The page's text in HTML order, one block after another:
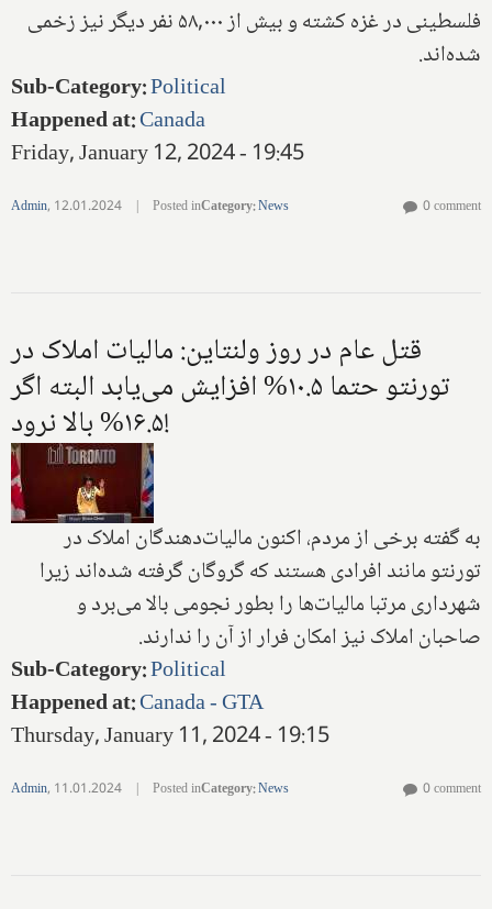
فلسطینی در غزه کشته و بیش از ۵۸,۰۰۰ نفر دیگر نیز زخمی
شده‌اند.
Sub-Category:Political
Happened at:Canada
Friday, January 12, 2024 - 19:45
Admin, 12.01.2024 | Posted inCategory:News 0 comment
قتل عام در روز ولنتاین: مالیات املاک در
تورنتو حتما ۱۰.۵% افزایش می‌یابد البته اگر
۱۶.۵% بالا نرود!
به گفته برخی از مردم، اکنون مالیات‌دهندگان املاک در
تورنتو مانند افرادی هستند که گروگان گرفته شده‌اند زیرا
شهرداری مرتبا مالیات‌ها را بطور نجومی بالا می‌برد و
صاحبان املاک نیز امکان فرار از آن را ندارند.
Sub-Category:Political
Happened at:Canada - GTA
Thursday, January 11, 2024 - 19:15
Admin, 11.01.2024 | Posted inCategory:News 0 comment